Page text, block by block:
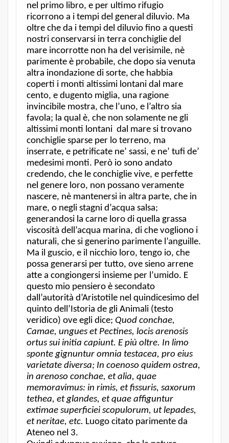
nel primo libro, e per ultimo rifugio
ricorrono a i tempi del general diluvio. Ma
oltre che da i tempi del diluvio fino a questi
nostri conservarsi in terra conchiglie del
mare incorrotte non ha del verisimile, nè
parimente è probabile, che dopo sia venuta
altra inondazione di sorte, che habbia
coperti i monti altissimi lontani dal mare
cento, e dugento miglia, una ragione
invincibile mostra, che l’uno, e l’altro sia
favola; la qual è, che non solamente ne gli
altissimi monti lontani dal mare si trovano
conchiglie sparse per lo terreno, ma
inserrate, e petrificate ne’ sassi, e ne’ tufi de’
medesimi monti. Però io sono andato
credendo, che le conchiglie vive, e perfette
nel genere loro, non possano veramente
nascere, nè mantenersi in altra parte, che in
mare, o negli stagni d’acqua salsa;
generandosi la carne loro di quella grassa
viscosità dell’acqua marina, di che vogliono i
naturali, che si generino parimente l’anguille.
Ma il guscio, e il nicchio loro, tengo io, che
possa generarsi per tutto, ove sieno arrene
atte a congiongersi insieme per l’umido. E
questo mio pensiero è secondato
dall’autorità d’Aristotile nel quindicesimo del
quinto dell’Istoria de gli Animali (testo
veridico) ove egli dice; Quod conchae,
Camae, ungues et Pectines, locis arenosis
ortus sui initia capiunt. E più oltre. In limo
sponte gignuntur omnia testacea, pro eius
varietate diversa; In coenoso quidem ostrea,
in arenoso conchae, et alia, quae
memoravimus: in rimis, et fissuris, saxorum
tethea, et glandes, et quae affiguntur
extimae superficiei scopulorum, ut lepades,
et neritae, etc. Luogo citato parimente da
Ateneo nel 3.